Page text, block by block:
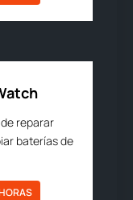
reparar
baterías de